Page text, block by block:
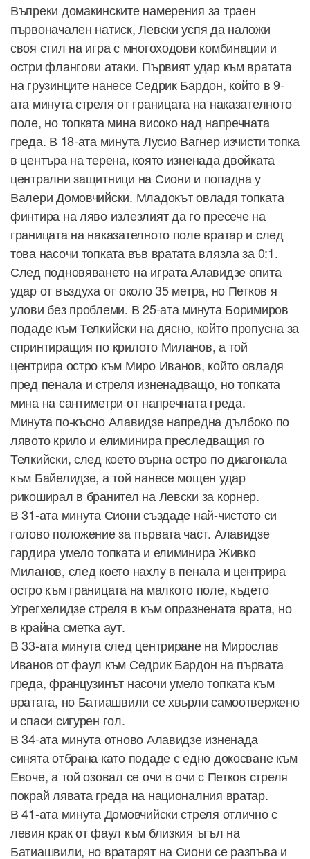
Въпреки домакинските намерения за траен
първоначален натиск, Левски успя да наложи
своя стил на игра с многоходови комбинации и
остри флангови атаки. Първият удар към вратата
на грузинците нанесе Седрик Бардон, който в 9-
ата минута стреля от границата на наказателното
поле, но топката мина високо над напречната
греда. В 18-ата минута Лусио Вагнер изчисти топка
в центъра на терена, която изненада двойката
централни защитници на Сиони и попадна у
Валери Домовчийски. Младокът овладя топката
финтира на ляво излезлият да го пресече на
границата на наказателното поле вратар и след
това насочи топката във вратата влязла за 0:1.
След подновяването на играта Алавидзе опита
удар от въздуха от около 35 метра, но Петков я
улови без проблеми. В 25-ата минута Боримиров
подаде към Телкийски на дясно, който пропусна за
спринтиращия по крилото Миланов, а той
центрира остро към Миро Иванов, който овладя
пред пенала и стреля изненадващо, но топката
мина на сантиметри от напречната греда.
Минута по-късно Алавидзе напредна дълбоко по
лявото крило и елиминира преследващия го
Телкийски, след което върна остро по диагонала
към Байелидзе, а той нанесе мощен удар
рикоширал в бранител на Левски за корнер.
В 31-ата минута Сиони създаде най-чистото си
голово положение за първата част. Алавидзе
гардира умело топката и елиминира Живко
Миланов, след което нахлу в пенала и центрира
остро към границата на малкото поле, където
Угрегхелидзе стреля в към опразнената врата, но
в крайна сметка аут.
В 33-ата минута след центриране на Мирослав
Иванов от фаул към Седрик Бардон на първата
греда, французинът насочи умело топката към
вратата, но Батиашвили се хвърли самоотвержено
и спаси сигурен гол.
В 34-ата минута отново Алавидзе изненада
синята отбрана като подаде с едно докосване към
Евоче, а той озовал се очи в очи с Петков стреля
покрай лявата греда на националния вратар.
В 41-ата минута Домовчийски стреля отлично с
левия крак от фаул към близкия ъгъл на
Батиашвили, но вратарят на Сиони се разпъва и